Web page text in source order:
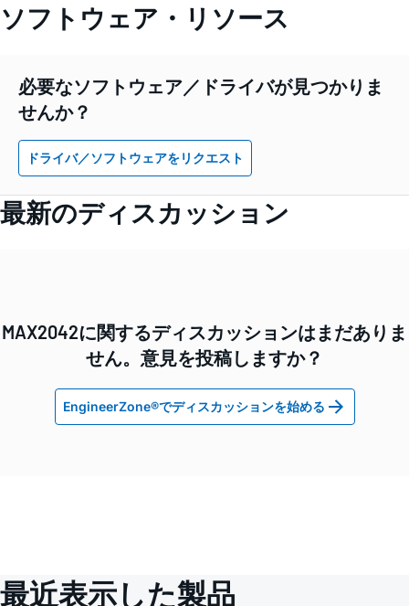
ソフトウェア・リソース
必要なソフトウェア／ドライバが見つかりま
せんか？
ドライバ／ソフトウェアをリクエスト
最新のディスカッション
MAX2042に関するディスカッションはまだありま
せん。意見を投稿しますか？
EngineerZone®でディスカッションを始める
最近表示した製品